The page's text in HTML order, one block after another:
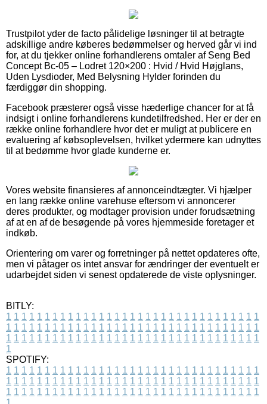
Trustpilot yder de facto pålidelige løsninger til at betragte
adskillige andre køberes bedømmelser og herved går vi ind
for, at du tjekker online forhandlerens omtaler af Seng Bed
Concept Bc-05 – Lodret 120×200 : Hvid / Hvid Højglans,
Uden Lysdioder, Med Belysning Hylder forinden du
færdiggør din shopping.
Facebook præsterer også visse hæderlige chancer for at få
indsigt i online forhandlerens kundetilfredshed. Her er der en
række online forhandlere hvor det er muligt at publicere en
evaluering af købsoplevelsen, hvilket ydermere kan udnyttes
til at bedømme hvor glade kunderne er.
Vores website finansieres af annonceindtægter. Vi hjælper
en lang række online varehuse eftersom vi annoncerer
deres produkter, og modtager provision under forudsætning
af at en af de besøgende på vores hjemmeside foretager et
indkøb.
Orientering om varer og forretninger på nettet opdateres ofte,
men vi påtager os intet ansvar for ændringer der eventuelt er
udarbejdet siden vi senest opdaterede de viste oplysninger.
BITLY:
1 1 1 1 1 1 1 1 1 1 1 1 1 1 1 1 1 1 1 1 1 1 1 1 1 1 1 1 1 1 1 1 1
1 1 1 1 1 1 1 1 1 1 1 1 1 1 1 1 1 1 1 1 1 1 1 1 1 1 1 1 1 1 1 1 1
1 1 1 1 1 1 1 1 1 1 1 1 1 1 1 1 1 1 1 1 1 1 1 1 1 1 1 1 1 1 1 1 1
1
SPOTIFY:
1 1 1 1 1 1 1 1 1 1 1 1 1 1 1 1 1 1 1 1 1 1 1 1 1 1 1 1 1 1 1 1 1
1 1 1 1 1 1 1 1 1 1 1 1 1 1 1 1 1 1 1 1 1 1 1 1 1 1 1 1 1 1 1 1 1
1 1 1 1 1 1 1 1 1 1 1 1 1 1 1 1 1 1 1 1 1 1 1 1 1 1 1 1 1 1 1 1 1